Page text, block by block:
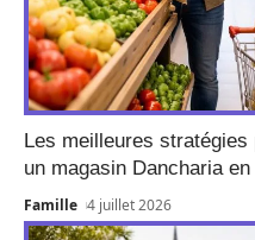
Les meilleures
un magasin Dancharia
Famille 4 juillet 2026